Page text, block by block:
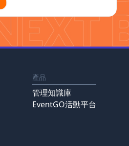
產品
管理知識庫
EventGO活動平台